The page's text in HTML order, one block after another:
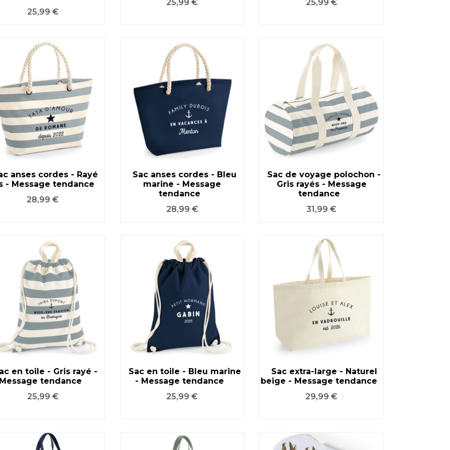
Prix
25,99 €
25,99 € 25,99 €
anses cordes - Rayé
- Message tendance
Prix
28,99 €
VOIR LE PRODUIT
Sac anses cordes - Bleu
marine - Message
tendance
Prix
28,99 €
VOIR LE PRODUIT
Sac de voyage polochon -
Gris rayés - Message
tendance
Prix
31,99 €
VOIR LE PRODUIT
en toile - Gris rayé -
tendance
Prix
25,99 €
VOIR LE PRODUIT
Sac en toile - Bleu marine
- Message tendance
Prix
25,99 €
VOIR LE PRODUIT
Sac extra-large - Naturel
beige - Message tendance
Prix
29,99 €
VOIR LE PRODUIT